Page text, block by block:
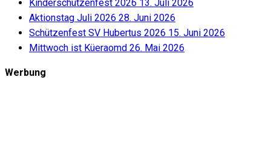
Kinderschützenfest 2026 13. Juli 2026
Aktionstag Juli 2026 28. Juni 2026
Schützenfest SV Hubertus 2026 15. Juni 2026
Mittwoch ist Küeraomd 26. Mai 2026
Werbung